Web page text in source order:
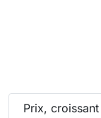
Prix, croissant